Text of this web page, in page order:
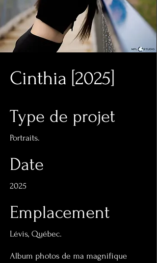
Cinthia [2025]
Type de projet
Portraits.
Date
2025
Emplacement
Lévis, Québec.
Album photos de ma magnifique